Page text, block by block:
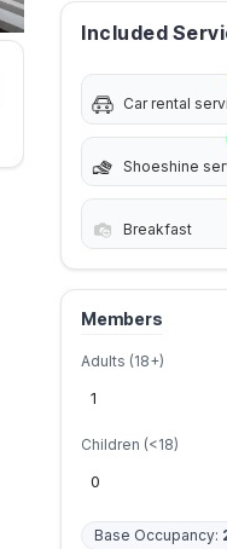
Included
Car rental
Shoeshine
Breakfast
Members
Adults (18+)
Children (<18)
Base Occupancy: